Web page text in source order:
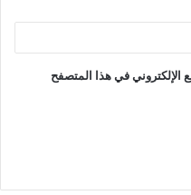
الإلكتروني في هذا المتصفح